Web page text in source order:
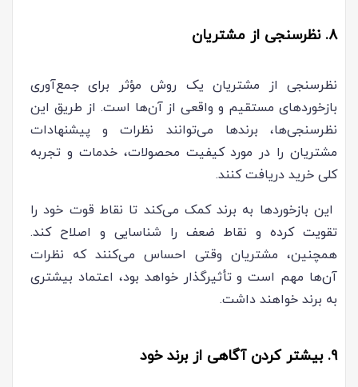
8. نظرسنجی از مشتریان
نظرسنجی از مشتریان یک روش مؤثر برای جمع‌آوری
بازخوردهای مستقیم و واقعی از آن‌ها است. از طریق این
نظرسنجی‌ها، برندها می‌توانند نظرات و پیشنهادات
مشتریان را در مورد کیفیت محصولات، خدمات و تجربه
کلی خرید دریافت کنند.
این بازخوردها به برند کمک می‌کند تا نقاط قوت خود را
تقویت کرده و نقاط ضعف را شناسایی و اصلاح کند.
همچنین، مشتریان وقتی احساس می‌کنند که نظرات
آن‌ها مهم است و تأثیرگذار خواهد بود، اعتماد بیشتری
به برند خواهند داشت.
9. بیشتر کردن آگاهی از برند خود